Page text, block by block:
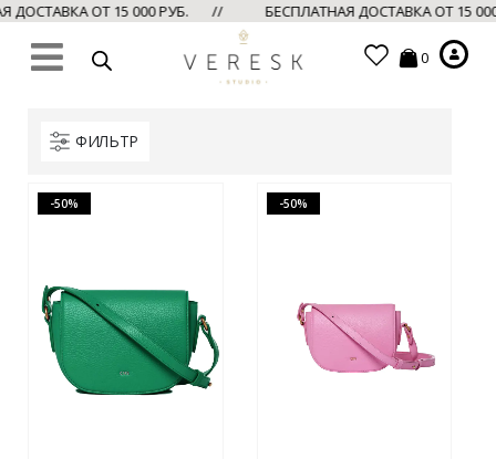
ДОСТАВКА ОТ 15 000 РУБ. // БЕСПЛАТНАЯ ДОСТАВКА ОТ 15
0
ФИЛЬТР
-50% -50%